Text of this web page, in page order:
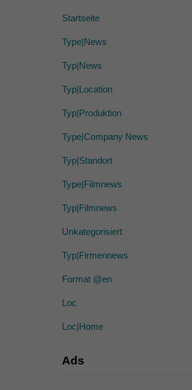
Startseite
Type|News
Typ|News
Typ|Location
Typ|Produktion
Type|Company News
Typ|Standort
Type|Filmnews
Typ|Filmnews
Unkategorisiert
Typ|Firmennews
Format @en
Loc
Loc|Home
Ads